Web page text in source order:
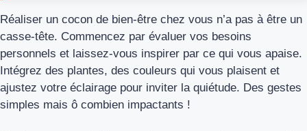
Réaliser un cocon de bien-être chez vous n’a pas à être un
casse-tête. Commencez par évaluer vos besoins
personnels et laissez-vous inspirer par ce qui vous apaise.
Intégrez des plantes, des couleurs qui vous plaisent et
ajustez votre éclairage pour inviter la quiétude. Des gestes
simples mais ô combien impactants !